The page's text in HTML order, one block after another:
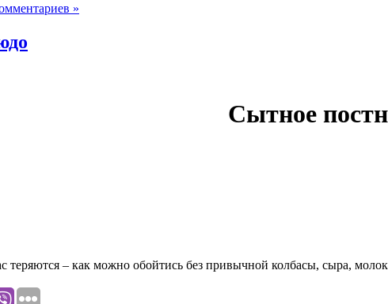
»
Сытное
теряются – как можно обойтись без привычной колбасы, сыра,